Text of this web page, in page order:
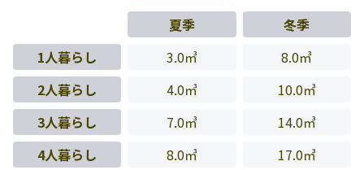
夏季
冬季
1人暮らし
3.0㎥
8.0㎥
2人暮らし
4.0㎥
10.0㎥
3人暮らし
7.0㎥
14.0㎥
4人暮らし
8.0㎥ 17.0㎥